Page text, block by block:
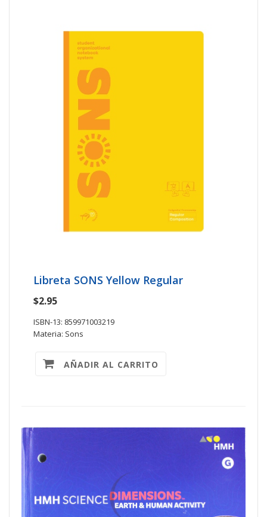
Libreta SONS Yellow Regular
$2.95
ISBN-13: 859971003219
Materia: Sons
AÑADIR AL CARRITO